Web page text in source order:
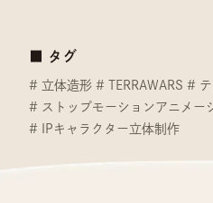
■ タグ
立体造形 TERRAWARS
ストップモーションアニメー
IPキャラクター立体制作